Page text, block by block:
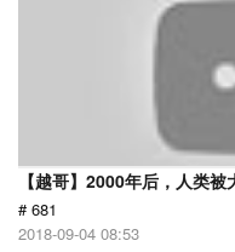
【越哥】2000年后，人类
# 681
2018-09-04 08:53